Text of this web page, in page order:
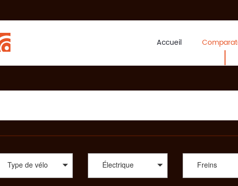
Accueil
CBT Italia, Cube, Dvélos, Focus, Frog Bikes Ltd, GT, Kalkhoff,
Vous êtes un adepte de cyclisme, un passionné de vélo ou
En plus de vous apporter un conseil avisé sur le modèle qui vous
des vélos de route : compétition, cyclo-cross, aérodynamique,
Type de vélo Électrique Freins